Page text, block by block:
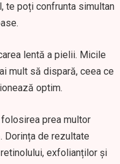
te poți confrunta simultan
lentă a pielii. Micile
mult să dispară, ceea ce
optim.
prea multor
Dorința de rezultate
exfolianților și